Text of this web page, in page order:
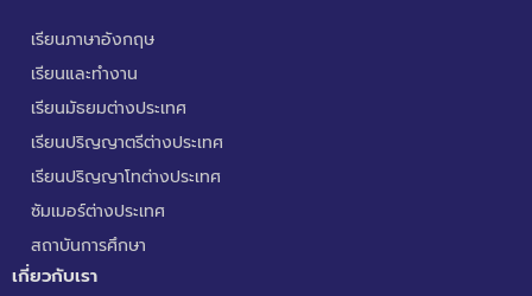
เรียนภาษาอังกฤษ
เรียนและทำงาน
เรียนมัธยมต่างประเทศ
เรียนปริญญาตรีต่างประเทศ
เรียนปริญญาโทต่างประเทศ
ซัมเมอร์ต่างประเทศ
สถาบันการศึกษา
เกี่ยวกับเรา